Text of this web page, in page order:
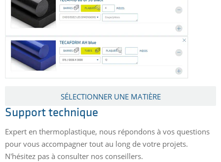
SÉLECTIONNER UNE MATIÈRE
Support technique
Expert en thermoplastique, nous répondons à vos questions
pour vous accompagner tout au long de votre projets.
N'hésitez pas à consulter nos conseillers.